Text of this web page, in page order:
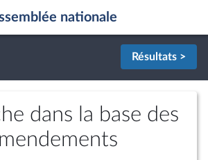
nationale
Résultats >
dans la base des